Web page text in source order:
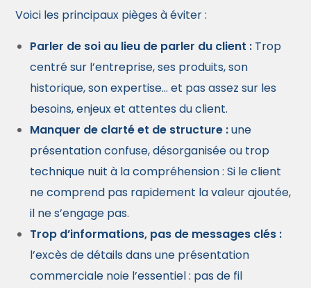
Voici les principaux pièges à éviter :
Parler de soi au lieu de parler du client : Trop
centré sur l’entreprise, ses produits, son
historique, son expertise… et pas assez sur les
besoins, enjeux et attentes du client.
Manquer de clarté et de structure :une
présentation confuse, désorganisée ou trop
technique nuit à la compréhension : Si le client
ne comprend pas rapidement la valeur ajoutée,
il ne s’engage pas.
Trop d’informations, pas de messages clés :
l’excès de détails dans une présentation
commerciale noie l’essentiel : pas de fil